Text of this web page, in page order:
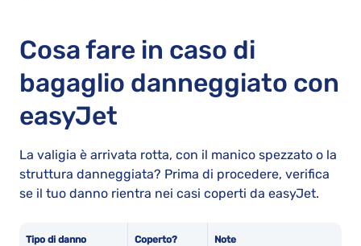
Cosa fare in caso di
bagaglio danneggiato con
easyJet
La valigia è arrivata rotta, con il manico spezzato o la
struttura danneggiata? Prima di procedere, verifica
se il tuo danno rientra nei casi coperti da easyJet.
Tipo di danno Coperto? Note